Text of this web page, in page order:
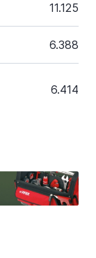
11.125
6.388
6.414